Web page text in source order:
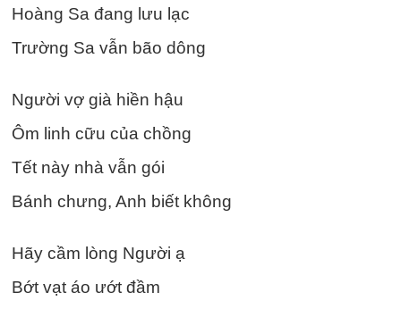
Hoàng Sa đang lưu lạc
Trường Sa vẫn bão dông
Người vợ già hiền hậu
Ôm linh cữu của chồng
Tết này nhà vẫn gói
Bánh chưng, Anh biết không
Hãy cầm lòng Người ạ
Bớt vạt áo ướt đầm